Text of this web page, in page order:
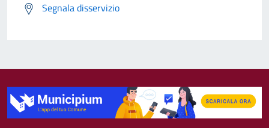
Segnala disservizio